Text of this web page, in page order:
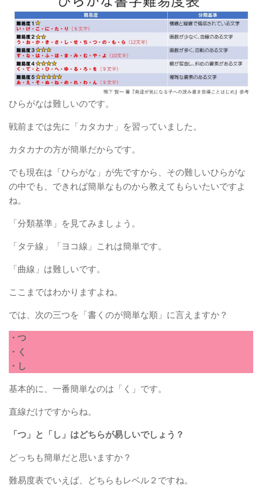
ひらがなは難しいのです。
戦前までは先に「カタカナ」を習っていました。
カタカナの方が簡単だからです。
でも現在は「ひらがな」が先ですから、その難しいひらがな
の中でも、できれば簡単なものから教えてもらいたいですよ
ね。
「分類基準」を見てみましょう。
「タテ線」「ヨコ線」これは簡単です。
「曲線」は難しいです。
ここまではわかりますよね。
では、次の三つを「書くのが簡単な順」に言えますか？
・つ
・く
・し
基本的に、一番簡単なのは「く」です。
直線だけですからね。
「つ」と「し」はどちらが易しいでしょう？
どっちも簡単だと思いますか？
難易度表でいえば、どちらもレベル２ですね。